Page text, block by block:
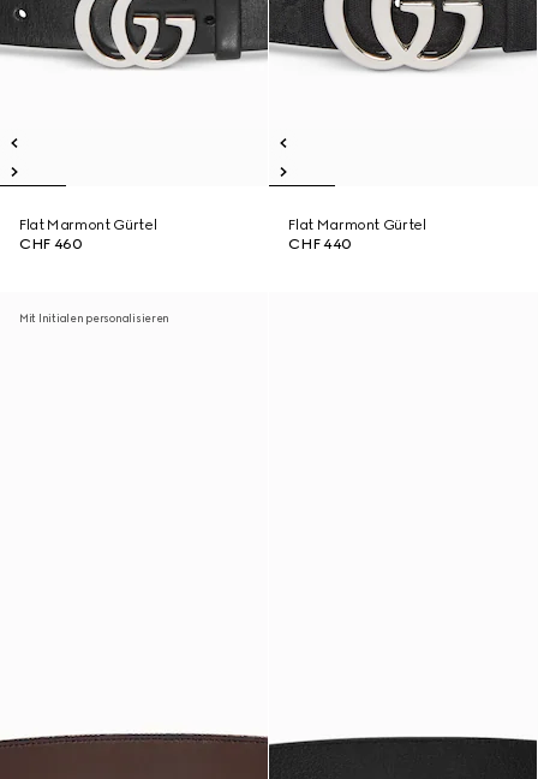
Flat Marmont Gürtel
CHF 460
Flat Marmont Gürtel
CHF 440
Mit Initialen personalisieren